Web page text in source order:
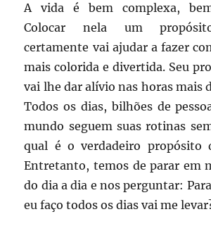
A vida é bem complexa,
Colocar nela um
certamente vai ajudar a fazer
mais colorida e divertida. Seu
vai lhe dar alívio nas horas mais
Todos os dias, bilhões de
mundo seguem suas rotinas
qual é o verdadeiro propósito
Entretanto, temos de parar em
do dia a dia e nos perguntar:
eu faço todos os dias vai me